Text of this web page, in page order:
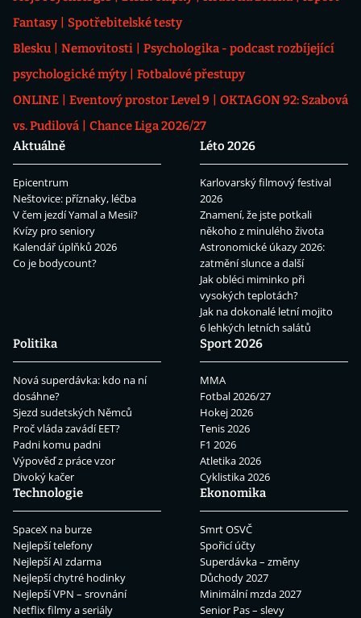
Fantasy
Spotřebitelské testy
Blesku
Nemovitosti
Psychologika - podcast rozbíjející
psychologické mýty
Fotbalové přestupy
ONLINE
Eventový prostor Level 9
OKTAGON 92: Szabová
vs. Pudilová
Chance Liga 2026/27
Aktuálně
Epicentrum
Neštovice: příznaky, léčba
V čem jezdí Yamal a Mesii?
Kvízy pro seniory
Kalendář úplňků 2026
Co je bodycount?
Léto 2026
Karlovarský filmový festival
2026
Znamení, že jste potkali
někoho z minulého života
Astronomické úkazy 2026:
zatmění slunce a další
Jak obléci miminko při
vysokých teplotách?
Jak na dokonalé letní mojito
6 lehkých letních salátů
Politika
Nová superdávka: kdo na ní
dosáhne?
Sjezd sudetských Němců
Proč vláda zavádí EET?
Padni komu padni
Výpověď z práce vzor
Divoký kačer
Sport 2026
MMA
Fotbal 2026/27
Hokej 2026
Tenis 2026
F1 2026
Atletika 2026
Cyklistika 2026
Technologie
SpaceX na burze
Nejlepší telefony
Nejlepší AI zdarma
Nejlepší chytré hodinky
Nejlepší VPN – srovnání
Netflix filmy a seriály
Ekonomika
Smrt OSVČ
Spořicí účty
Superdávka – změny
Důchody 2027
Minimální mzda 2027
Senior Pas – slevy